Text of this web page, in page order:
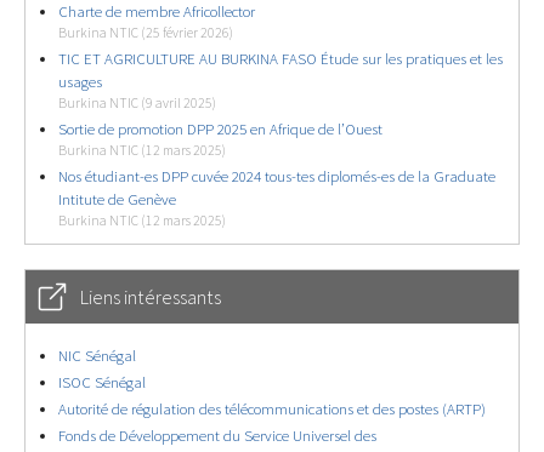
Charte de membre Africollector
Burkina NTIC (25 février 2026)
TIC ET AGRICULTURE AU BURKINA FASO Étude sur les pratiques et les
usages
Burkina NTIC (9 avril 2025)
Sortie de promotion DPP 2025 en Afrique de l’Ouest
Burkina NTIC (12 mars 2025)
Nos étudiant-es DPP cuvée 2024 tous-tes diplomés-es de la Graduate
Intitute de Genève
Burkina NTIC (12 mars 2025)
Liens intéressants
NIC Sénégal
ISOC Sénégal
Autorité de régulation des télécommunications et des postes (ARTP)
Fonds de Développement du Service Universel des